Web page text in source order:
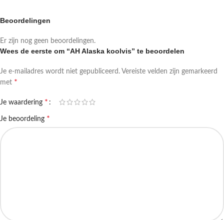
Beoordelingen
Er zijn nog geen beoordelingen.
Wees de eerste om “AH Alaska koolvis” te beoordelen
Je e-mailadres wordt niet gepubliceerd. Vereiste velden zijn gemarkeerd
met *
Je waardering *
Je beoordeling *